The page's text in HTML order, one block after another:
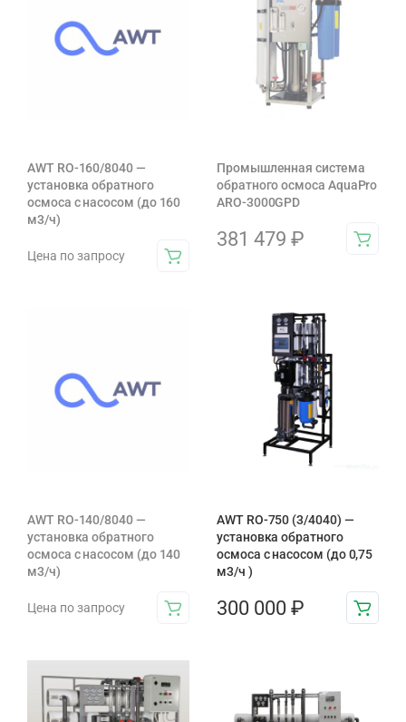
AWT RO-160/8040 —
установка обратного
осмоса с насосом (до 160
м3/ч)
Цена по запросу
Промышленная система
обратного осмоса AquaPro
ARO-3000GPD
381 479 ₽
AWT RO-140/8040 —
установка обратного
осмоса с насосом (до 140
м3/ч)
Цена по запросу
AWT RO-750 (3/4040) —
установка обратного
осмоса с насосом (до 0,75
м3/ч )
300 000 ₽